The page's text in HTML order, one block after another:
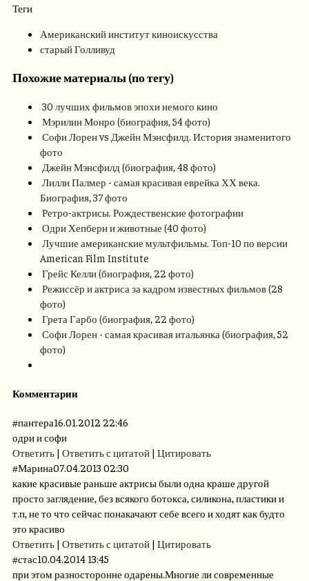
Теги
Американский институт киноискусства
старый Голливуд
Похожие материалы (по тегу)
30 лучших фильмов эпохи немого кино
Мэрилин Монро (биография, 54 фото)
Софи Лорен vs Джейн Мэнсфилд. История знаменитого
фото
Джейн Мэнсфилд (биография, 48 фото)
Лилли Палмер - самая красивая еврейка ХХ века.
Биография, 37 фото
Ретро-актрисы. Рождественские фотографии
Одри Хепберн и животные (40 фото)
Лучшие американские мультфильмы. Топ-10 по версии
American Film Institute
Грейс Келли (биография, 22 фото)
Режиссёр и актриса за кадром известных фильмов (28
фото)
Грета Гарбо (биография, 22 фото)
Софи Лорен - самая красивая итальянка (биография, 52
фото)
Комментарии
#пантера16.01.2012 22:46
одри и софи
Ответить | Ответить с цитатой | Цитировать
#Марина07.04.2013 02:30
какие красивые раньше актрисы были одна краше другой
просто заглядение, без всякого ботокса, силикона, пластики и
т.п, не то что сейчас понакачают себе всего и ходят как будто
это красиво
Ответить | Ответить с цитатой | Цитировать
#стас10.04.2014 13:45
при этом разносторонне одарены.Многие ли современные